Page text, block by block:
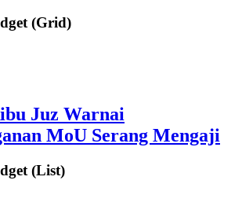
(Grid)
Juz Warnai
MoU Serang Mengaji
(List)